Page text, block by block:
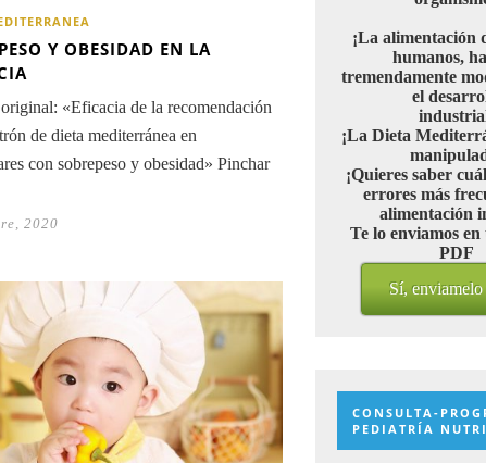
Y OBESIDAD EN LA
«Eficacia de la recomendación
de dieta mediterránea en
con sobrepeso y obesidad» Pinchar
2020
¡La alimentación
humanos,
tremendamente
el
¡La Dieta
¡Quieres saber
errores más
alimentación
Te lo enviamos
PDF
Sí, enviamelo
CONSULTA-
PEDIATRÍA